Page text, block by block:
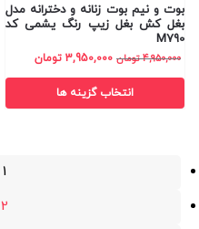
بوت و نیم بوت زنانه و دخترانه مدل
بغل کش بغل زیپ رنگ یشمی کد
M790
4,950,000 تومان 3,950,000 تومان
انتخاب گزینه ها
1
2